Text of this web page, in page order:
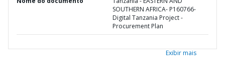
SOUTHERN AFRICA- P160766-
Digital Tanzania Project -
Procurement Plan
Exibir mais